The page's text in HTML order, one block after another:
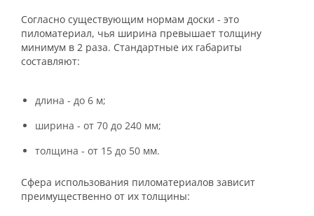
Согласно существующим нормам доски - это
пиломатериал, чья ширина превышает толщину
минимум в 2 раза. Стандартные их габариты
составляют:
длина - до 6 м;
ширина - от 70 до 240 мм;
толщина - от 15 до 50 мм.
Сфера использования пиломатериалов зависит
преимущественно от их толщины: